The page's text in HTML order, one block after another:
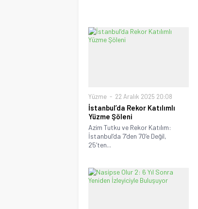
Yüzme 22 Aralık 2025 20:08
İstanbul’da Rekor Katılımlı
Yüzme Şöleni
Azim Tutku ve Rekor Katılım:
İstanbul’da 7’den 70’e Değil,
25’ten...